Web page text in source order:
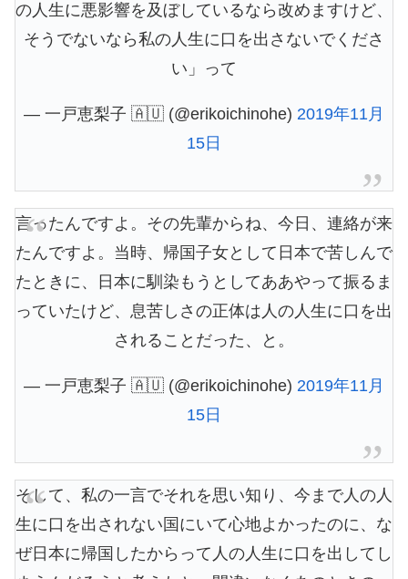
の人生に悪影響を及ぼしているなら改めますけど、
そうでないなら私の人生に口を出さないでくださ
い」って
— 一戸恵梨子 🇦🇺 (@erikoichinohe) 2019年11月
15日
言ったんですよ。その先輩からね、今日、連絡が来
たんですよ。当時、帰国子女として日本で苦しんで
たときに、日本に馴染もうとしてああやって振るま
っていたけど、息苦しさの正体は人の人生に口を出
されることだった、と。
— 一戸恵梨子 🇦🇺 (@erikoichinohe) 2019年11月
15日
そして、私の一言でそれを思い知り、今まで人の人
生に口を出されない国にいて心地よかったのに、な
ぜ日本に帰国したからって人の人生に口を出してし